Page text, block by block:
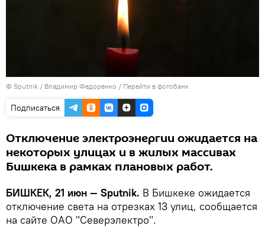
© Sputnik / Владимир Федоренко / Перейти в фотобанк
Подписаться
Отключение электроэнергии ожидается на
некоторых улицах и в жилых массивах
Бишкека в рамках плановых работ.
БИШКЕК, 21 июн — Sputnik. В Бишкеке ожидается
отключение света на отрезках 13 улиц, сообщается
на сайте ОАО "Северэлектро".